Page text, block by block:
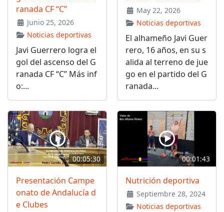
ranada CF “C”
Junio 25, 2026
Noticias deportivas
Javi Guerrero logra el
gol del ascenso del G
ranada CF “C” Más inf
o:...
May 22, 2026
Noticias deportivas
El alhameño Javi Guer
rero, 16 años, en su s
alida al terreno de jue
go en el partido del G
ranada...
00:05:30
Presentación Campe
onato de Andalucía d
e Clubes
00:01:43
Nutrición deportiva
Septiembre 28, 2024
Noticias deportivas